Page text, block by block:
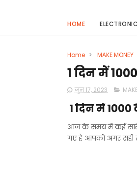
HOME
Home > MAKE MONEY
1 दिन में
जून 17, 2023
1 दिन में
आज के समय में कई
गए है आपको अगर